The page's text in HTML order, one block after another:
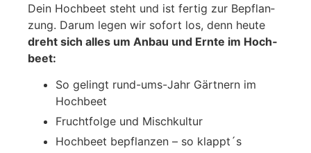
Dein Hoch­beet steht und ist fer­tig zur Bepflan­
zung. Dar­um legen wir sofort los, denn heu­te
dreht sich alles um Anbau und Ern­te im Hoch­
beet:
So gelingt rund-ums-Jahr Gärt­nern im
Hoch­beet
Frucht­fol­ge und Misch­kul­tur
Hoch­beet bepflan­zen – so klappt´s